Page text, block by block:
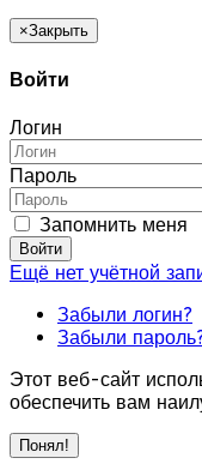
×Закрыть
Войти
Логин
Пароль
Запомнить меня
Войти
Ещё нет учётной
Забыли логин?
Забыли
Этот веб-сайт
обеспечить вам
Понял!